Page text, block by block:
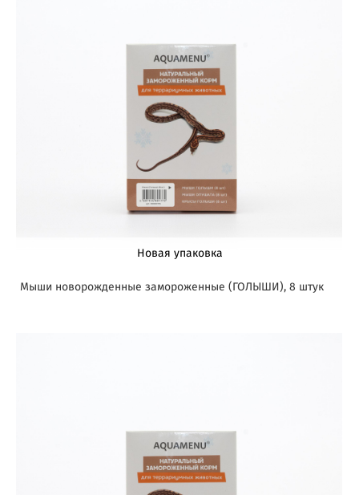
Новая упаковка
Мыши новорожденные замороженные (ГОЛЫШИ), 8 штук